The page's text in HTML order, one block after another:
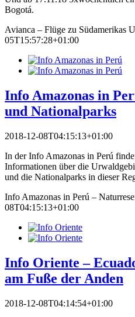
Bogotá.
Avianca – Flüge zu Südamerikas
05T15:57:28+01:00
Info Amazonas in
und Nationalparks
2018-12-08T04:15:13+01:00
In der Info Amazonas in Perú
Informationen über die
und die Nationalparks in dieser
Info Amazonas in Perú –
08T04:15:13+01:00
Info Oriente –
am Fuße der Anden
2018-12-08T04:14:54+01:00